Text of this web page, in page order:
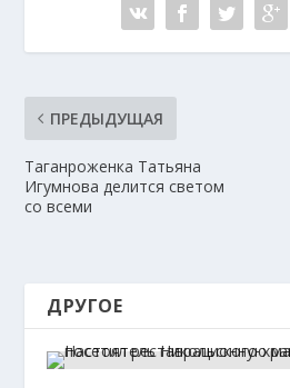
ПРЕДЫДУЩАЯ
Таганроженка Татьяна
Игумнова делится светом
со всеми
ДРУГОЕ